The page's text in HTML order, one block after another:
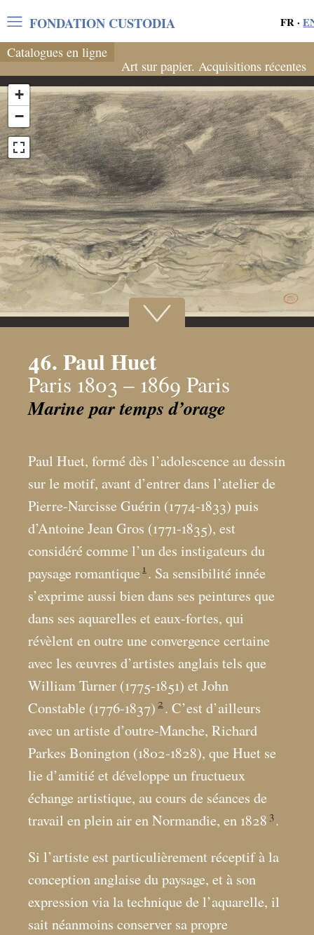
FR·
FONDATION CUSTODIA
Catalogues en ligne
Art sur papier. Acquisitions récentes
+
−
46. Paul Huet
Paris 1803 – 1869 Paris
Marine par temps d’orage
Paul Huet, formé dès l’adolescence au dessin
sur le motif, avant d’entrer dans l’atelier de
Pierre-Narcisse Guérin (1774-1833) puis
d’Antoine Jean Gros (1771-1835), est
considéré comme l’un des instigateurs du
paysage romantique 1 . Sa sensibilité innée
s’exprime aussi bien dans ses peintures que
dans ses aquarelles et eaux-fortes, qui
révèlent en outre une convergence certaine
avec les œuvres d’artistes anglais tels que
William Turner (1775-1851) et John
Constable (1776-1837) 2 . C’est d’ailleurs
avec un artiste d’outre-Manche, Richard
Parkes Bonington (1802-1828), que Huet se
lie d’amitié et développe un fructueux
échange artistique, au cours de séances de
travail en plein air en Normandie, en 1828 3.
Si l’artiste est particulièrement réceptif à la
conception anglaise du paysage, et à son
expression via la technique de l’aquarelle, il
sait néanmoins conserver sa propre